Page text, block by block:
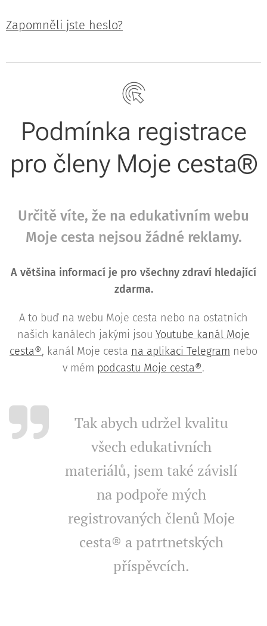
Zapomněli jste heslo?
Podmínka registrace
pro členy Moje cesta®
Určitě víte, že na edukativním webu
Moje cesta nejsou žádné reklamy.
A většina informací je pro všechny zdraví hledající
zdarma.
A to buď na webu Moje cesta nebo na ostatních
našich kanálech jakými jsou Youtube kanál Moje
cesta®, kanál Moje cesta na aplikaci Telegram nebo
v mém podcastu Moje cesta®.
Tak abych udržel kvalitu
všech edukativních
materiálů, jsem také závislí
na podpoře mých
registrovaných členů Moje
cesta® a patrtnetských
příspěvcích.